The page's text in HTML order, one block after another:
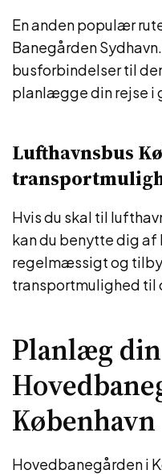
En anden populær
Banegården
busforbindelser til
planlægge din rejse i
Lufthavnsbus
Hvis du skal til
kan du benytte dig af
regelmæssigt og
transportmulighed til
Planlæg
København
Hovedbanegården i